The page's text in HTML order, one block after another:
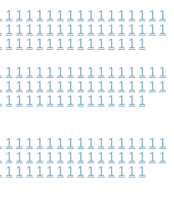
1 1 1 1 1 1 1 1 1 1 1 1 1 1 1 1
1 1 1 1 1 1 1 1 1 1 1 1 1 1 1 1
1 1 1 1 1 1 1 1 1 1 1 1 1 1
1 1 1 1 1 1 1 1 1 1 1 1 1 1 1 1
1 1 1 1 1 1 1 1 1 1 1 1 1 1 1 1
1 1 1 1 1 1 1 1 1 1 1 1 1 1
1 1 1 1 1 1 1 1 1 1 1 1 1 1 1 1
1 1 1 1 1 1 1 1 1 1 1 1 1 1 1 1
1 1 1 1 1 1 1 1 1 1 1 1 1 1